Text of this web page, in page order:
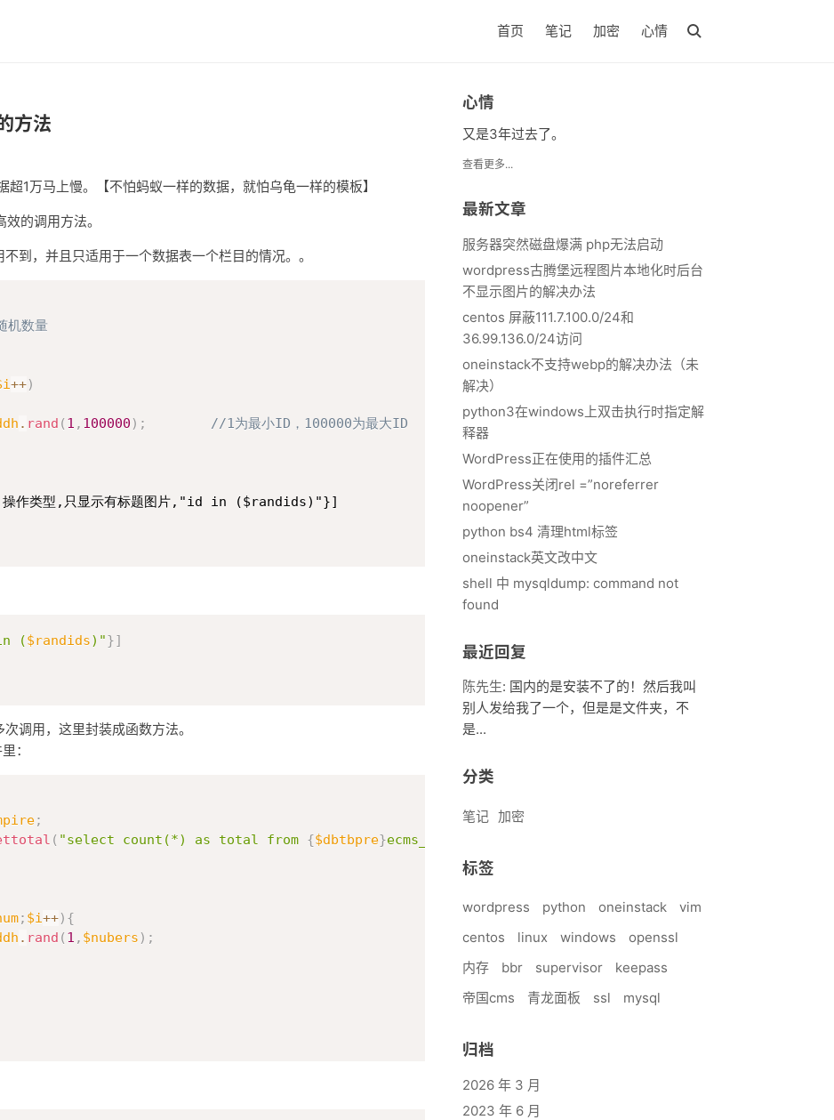
首页 笔记 加密 心情
方法
1万马上慢。【不怕蚂蚁一样的数据，就怕乌龟一样的模板】
的调用方法。
到，并且只适用于一个数据表一个栏目的情况。。
机数量
++)
. rand ( 1 , 100000 ) ;
//1为最小ID，100000为最大ID
作类型,只显示有标题图片,"id in ($randids)"}]
($randids)"}]
调用，这里封装成函数方法。
：
;
( "select count(*) as total from {$dbtbpre}ecms_news"
; $i++) {
. rand ( 1 , $nubers ) ;
心情
又是3年过去了。
查看更多...
最新文章
服务器突然磁盘爆满 php无法启动
wordpress古腾堡远程图片本地化时后台
不显示图片的解决办法
centos 屏蔽111.7.100.0/24和
36.99.136.0/24访问
oneinstack不支持webp的解决办法（未
解决）
python3在windows上双击执行时指定解
释器
WordPress正在使用的插件汇总
WordPress关闭rel =”noreferrer
noopener”
python bs4 清理html标签
oneinstack英文改中文
shell 中 mysqldump: command not
found
最近回复
陈先生: 国内的是安装不了的！然后我叫
别人发给我了一个，但是是文件夹，不
是...
分类
笔记 加密
标签
wordpress python oneinstack
vim
centos
linux windows
openssl
内存
bbr supervisor
keepass
帝国cms
青龙面板 ssl mysql
归档
2026 年 3 月
2023 年 6 月